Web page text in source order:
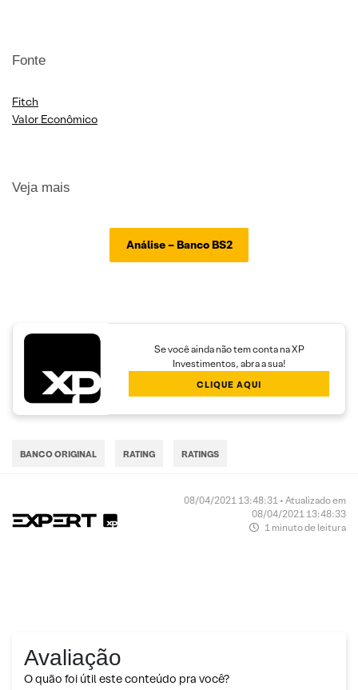
Fonte
Fitch
Valor Econômico
Veja mais
Análise – Banco BS2
Se você ainda não tem conta na XP
Investimentos, abra a sua!
CLIQUE AQUI
BANCO ORIGINAL RATING RATINGS
08/04/2021 13:48:31 • Atualizado em
08/04/2021 13:48:33
1 minuto de leitura
Avaliação
O quão foi útil este conteúdo pra você?